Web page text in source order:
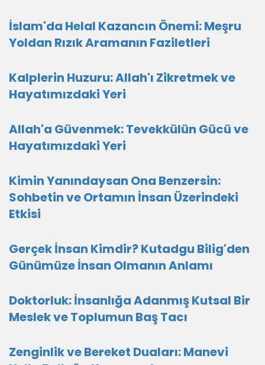
İslam'da Helal Kazancın Önemi: Meşru
Yoldan Rızık Aramanın Faziletleri
Kalplerin Huzuru: Allah'ı Zikretmek ve
Hayatımızdaki Yeri
Allah'a Güvenmek: Tevekkülün Gücü ve
Hayatımızdaki Yeri
Kimin Yanındaysan Ona Benzersin:
Sohbetin ve Ortamın İnsan Üzerindeki
Etkisi
Gerçek İnsan Kimdir? Kutadgu Bilig'den
Günümüze İnsan Olmanın Anlamı
Doktorluk: İnsanlığa Adanmış Kutsal Bir
Meslek ve Toplumun Baş Tacı
Zenginlik ve Bereket Duaları: Manevi